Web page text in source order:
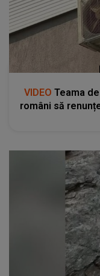
VIDEO Teama
români să